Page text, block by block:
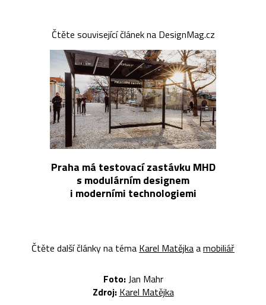
Čtěte související článek na DesignMag.cz
Praha má testovací zastávku MHD
s modulárním designem
i moderními technologiemi
Čtěte další články na téma Karel Matějkaamobiliář
Foto:Jan Mahr
Zdroj: Karel Matějka